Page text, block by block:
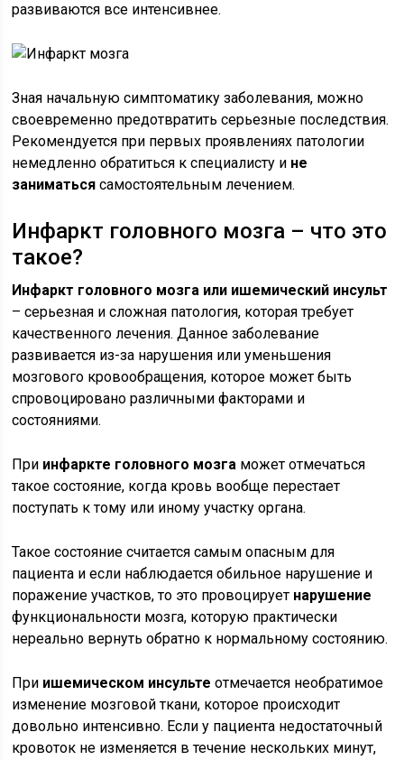
развиваются все интенсивнее.
Зная начальную симптоматику заболевания, можно
своевременно предотвратить серьезные последствия.
Рекомендуется при первых проявлениях патологии
немедленно обратиться к специалисту и не
заниматься самостоятельным лечением.
Инфаркт головного мозга – что это
такое?
Инфаркт головного мозга или ишемический инсульт
– серьезная и сложная патология, которая требует
качественного лечения. Данное заболевание
развивается из-за нарушения или уменьшения
мозгового кровообращения, которое может быть
спровоцировано различными факторами и
состояниями.
При инфаркте головного мозга может отмечаться
такое состояние, когда кровь вообще перестает
поступать к тому или иному участку органа.
Такое состояние считается самым опасным для
пациента и если наблюдается обильное нарушение и
поражение участков, то это провоцирует нарушение
функциональности мозга, которую практически
нереально вернуть обратно к нормальному состоянию.
При ишемическом инсульте отмечается необратимое
изменение мозговой ткани, которое происходит
довольно интенсивно. Если у пациента недостаточный
кровоток не изменяется в течение нескольких минут,